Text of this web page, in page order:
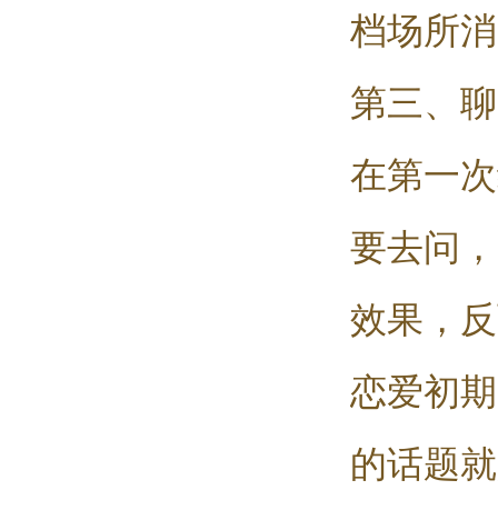
档场所
第三、
在第一
要去问
效果，
恋爱初
的话题